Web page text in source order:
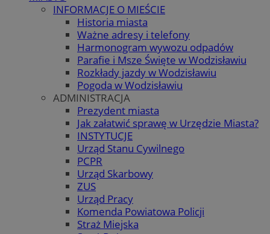
INFORMACJE O MIEŚCIE
Historia miasta
Ważne adresy i telefony
Harmonogram wywozu odpadów
Parafie i Msze Święte w Wodzisławiu
Rozkłady jazdy w Wodzisławiu
Pogoda w Wodzisławiu
ADMINISTRACJA
Prezydent miasta
Jak załatwić sprawę w Urzędzie Miasta?
INSTYTUCJE
Urząd Stanu Cywilnego
PCPR
Urząd Skarbowy
ZUS
Urząd Pracy
Komenda Powiatowa Policji
Straż Miejska